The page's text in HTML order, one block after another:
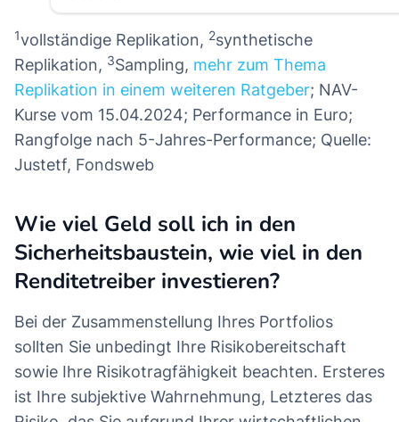
1vollständige Replikation, 2synthetische
Replikation, 3Sampling, mehr zum Thema
Replikation in einem weiteren Ratgeber; NAV-
Kurse vom 15.04.2024; Performance in Euro;
Rangfolge nach 5-Jahres-Performance; Quelle:
Justetf, Fondsweb
Wie viel Geld soll ich in den
Sicherheitsbaustein, wie viel in den
Renditetreiber investieren?
Bei der Zusammenstellung Ihres Portfolios
sollten Sie unbedingt Ihre Risikobereitschaft
sowie Ihre Risikotragfähigkeit beachten. Ersteres
ist Ihre subjektive Wahrnehmung, Letzteres das